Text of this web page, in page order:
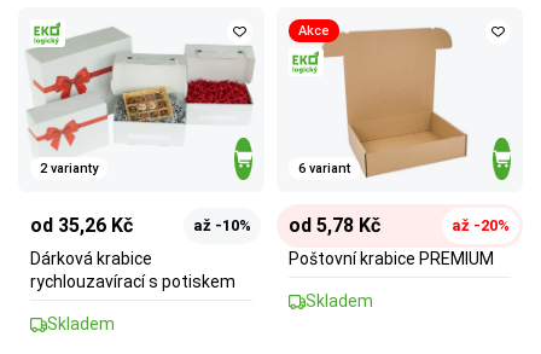
2 varianty
od 35,26 Kč až -10%
Dárková krabice
rychlouzavírací s potiskem
Skladem
Akce
6 variant
od 5,78 Kč až -20%
Poštovní krabice PREMIUM
Skladem